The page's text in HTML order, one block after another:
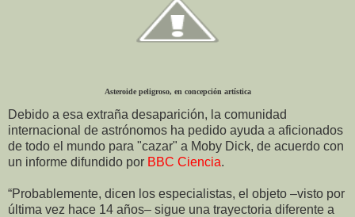
Asteroide peligroso, en concepción artística
Debido a esa extraña desaparición, la comunidad
internacional de astrónomos ha pedido ayuda a aficionados
de todo el mundo para "cazar" a Moby Dick, de acuerdo con
un informe difundido por BBC Ciencia.
“Probablemente, dicen los especialistas, el objeto –visto por
última vez hace 14 años– sigue una trayectoria diferente a